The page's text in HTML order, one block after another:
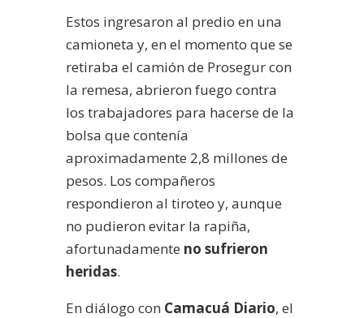
Estos ingresaron al predio en una
camioneta y, en el momento que se
retiraba el camión de Prosegur con
la remesa, abrieron fuego contra
los trabajadores para hacerse de la
bolsa que contenía
aproximadamente 2,8 millones de
pesos. Los compañeros
respondieron al tiroteo y, aunque
no pudieron evitar la rapiña,
afortunadamente no sufrieron
heridas.
En diálogo con Camacuá Diario, el